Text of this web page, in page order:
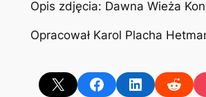
Opis zdjęcia: Dawna Wieża
Opracował Karol Placha
Share on X Share on FacebookShare on LinkedIn
Share on